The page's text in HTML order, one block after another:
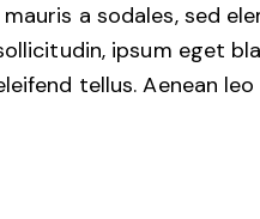
a sodales, sed
ipsum eget
tellus. Aenean